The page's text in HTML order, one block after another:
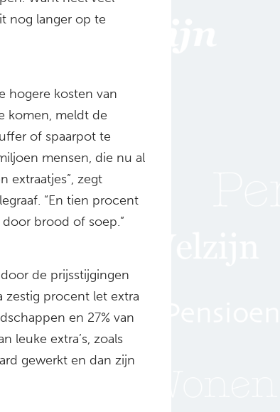
nog langer op te
hogere kosten van
komen, meldt de
of spaarpot te
mensen, die nu al
extraatjes”, zegt
“En tien procent
brood of soep.”
de prijsstijgingen
zestig procent let extra
en 27% van
leuke extra’s, zoals
gewerkt en dan zijn